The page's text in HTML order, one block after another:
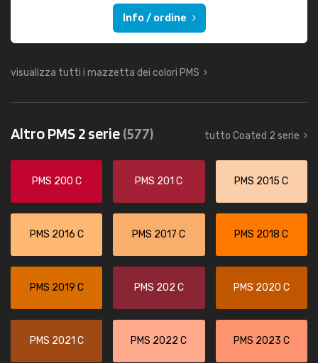
Info / ordine
visualizza tutti i mazzetta dei colori PMS
Altro PMS 2 serie(577) tutto Coated 2 serie
PMS 200 C PMS 201 C PMS 2015 C
PMS 2016 C PMS 2017 C PMS 2018 C
PMS 2019 C PMS 202 C PMS 2020 C
PMS 2021 C PMS 2022 C PMS 2023 C